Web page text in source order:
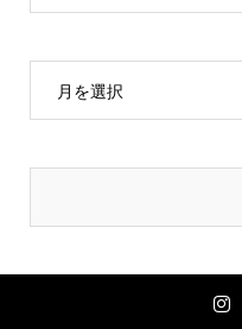
月を選択